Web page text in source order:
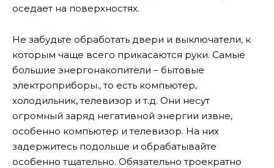
оседает на поверхностях.
Не забудьте обработать двери и выключатели, к
которым чаще всего прикасаются руки. Самые
большие энергонакопители – бытовые
электроприборы., то есть компьютер,
холодильник, телевизор и т.д. Они несут
огромный заряд негативной энергии извне,
особенно компьютер и телевизор. На них
задержитесь подольше и обрабатывайте
особенно тщательно. Обязательно троекратно